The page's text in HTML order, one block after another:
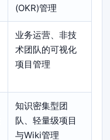
(OKR)管理
业务运营、非技
术团队的可视化
项目管理
知识密集型团
队、轻量级项目
与Wiki管理